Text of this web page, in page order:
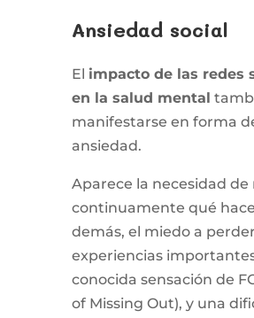
Ansiedad social
El impacto de las redes
en la salud mental
manifestarse en forma
ansiedad.
Aparece la necesidad de
continuamente qué
demás, el miedo a
experiencias
conocida sensación de
of Missing Out), y una